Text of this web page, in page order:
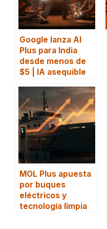
Google lanza AI
Plus para India
desde menos de
$5 | IA asequible
MOL Plus apuesta
por buques
eléctricos y
tecnología limpia